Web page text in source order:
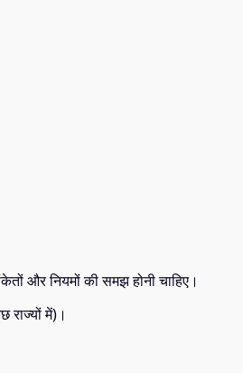
और नियमों की समझ होनी चाहिए।
राज्यों में)।